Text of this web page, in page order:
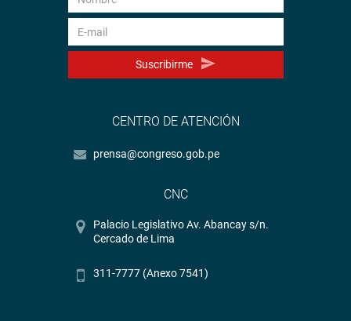
Suscribirme
CENTRO DE ATENCIÓN
prensa@congreso.gob.pe
CNC
Palacio Legislativo Av. Abancay s/n.
Cercado de Lima
311-7777 (Anexo 7541)